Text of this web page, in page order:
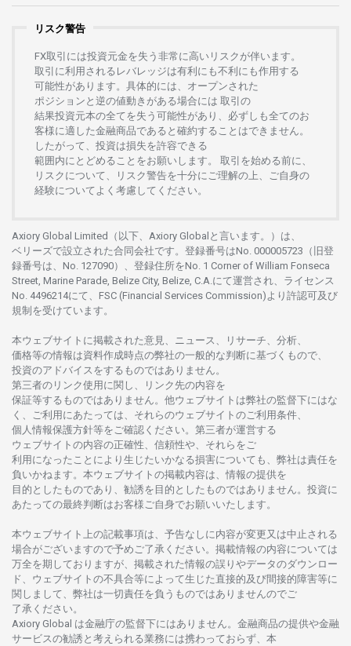
リスク警告
FX取引には投資元金を失う 非常に高い リスクが伴います。
取引に利用さ れる レバレッジは有利にも不利にも作用する
可能性があります。 具体的には、 オープンさ れた
ポジションと 逆の値動きがある場合には 取引の
結果投資元本の全てを失う 可能性があり、 必ずしも全てのお
客様に適した金融商品であると 確約することはできません。
したがって、 投資は損失を許容できる
範囲内にとどめることをお願いします。 取引を始める前に、
リスクについて、
リスク警告を十分にご理解の上、 ご自身の
経験についてよく 考慮してください。
Axiory Global Limited（以下、Axiory Globalと言います。）は、
ベリーズで設立さ れた合同会社です。 登録番号はNo. 000005723（旧登
録番号は、No. 127090）、 登録住所をNo. 1 Corner of William Fonseca
Street, Marine Parade, Belize City, Belize, C.A.にて運営さ れ、 ライセンス
No. 4496214にて、FSC (Financial Services Commission)より 許認可及び
規制を受けています。
本ウェブサイトに掲載さ れた意見、ニュース、リサーチ、分析、
価格等の情報は資料作成時点の弊社の一般的な判断に基づくもので、
投資のアドバイスをするものではありません。
第三者の リンク使用に関し、 リンク先の内容を
保証等するものではありません。 他ウェブサイトは弊社の監督下にはな
く、 ご利用にあたっては、 それらのウェブサイトのご利用条件、
個人情報保護方針等をご確認ください。 第三者が運営する
ウェブサイトの内容の正確性、信頼性や、それらをご
利用になったことにより 生じたいかなる損害についても、 弊社は責任を
負いかねます。 本ウェブサイトの掲載内容は、 情報の提供を
目的としたものであり、 勧誘を 目的としたものではありません。 投資に
あたっての最終判断はお客様ご自身でお願いいたします。
本ウェブサイト 上の記載事項は、 予告なしに内容が変更又は中止さ れる
場合がございますので予めご了承ください。 掲載情報の内容については
万全を期しておりますが、 掲載さ れた情報の誤りやデータのダウンロー
ド、 ウェブサイトの不具合等によって生じた 直接的及び間接的障害等に
関し まして、 弊社は一切責任を負うものではありませんのでご
了承ください。
Axiory Global は金融庁の監督下にはありません。 金融商品の提供や金融
サービスの勧誘と 考えられる業務には携わっておらず、 本